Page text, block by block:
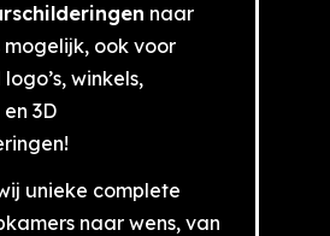
naar
mogelijk, ook voor
winkels,
3D
unieke complete
naar wens, van